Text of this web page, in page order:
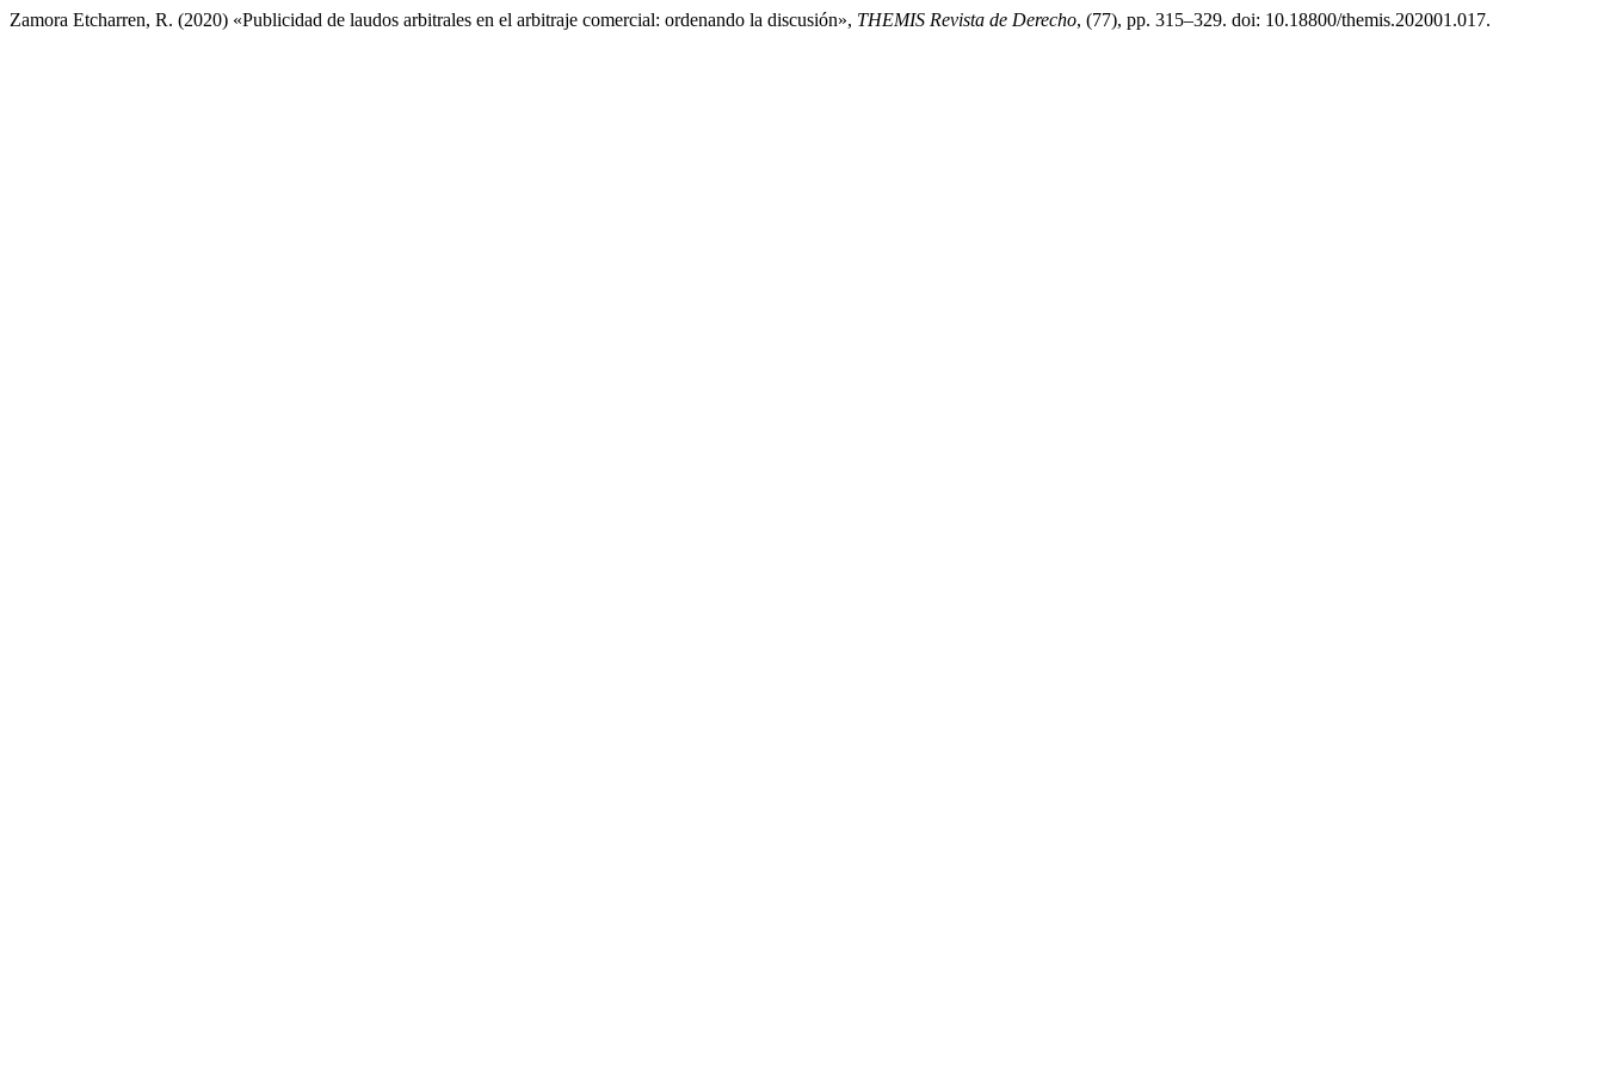
Zamora Etcharren, R. (2020) «Publicidad de laudos arbitrales en el arbitraje comercial: ordenando la discusión», THEMIS Revista de Derecho, (77), pp. 315–329. doi: 10.18800/themis.202001.017.